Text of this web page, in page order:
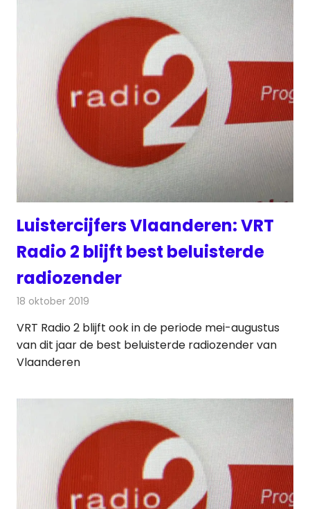
Luistercijfers Vlaanderen: VRT
Radio 2 blijft best beluisterde
radiozender
18 oktober 2019
VRT Radio 2 blijft ook in de periode mei-augustus
van dit jaar de best beluisterde radiozender van
Vlaanderen